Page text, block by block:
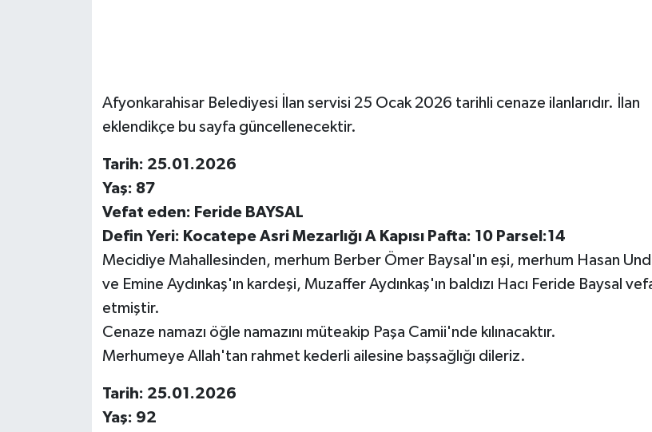
Afyonkarahisar Belediyesi İlan servisi 25 Ocak 2026 tarihli cenaze ilanlarıdır. İlan
eklendikçe bu sayfa güncellenecektir.
Tarih: 25.01.2026
Yaş: 87
Vefat eden: Feride BAYSAL
Defin Yeri: Kocatepe Asri Mezarlığı A Kapısı Pafta: 10 Parsel:14
Mecidiye Mahallesinden, merhum Berber Ömer Baysal'ın eşi, merhum Hasan
ve Emine Aydınkaş'ın kardeşi, Muzaffer Aydınkaş'ın baldızı Hacı Feride Baysal
etmiştir.
Cenaze namazı öğle namazını müteakip Paşa Camii'nde kılınacaktır.
Merhumeye Allah'tan rahmet kederli ailesine başsağlığı dileriz.
Tarih: 25.01.2026
Yaş: 92